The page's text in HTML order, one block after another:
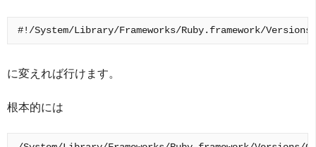
に変えれば行けます。
根本的には